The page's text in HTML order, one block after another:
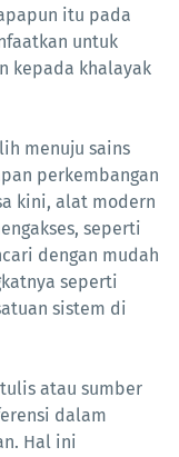
itu pada
untuk
kepada khalayak
menuju sains
perkembangan
kini, alat modern
seperti
dengan mudah
seperti
sistem di
atau sumber
dalam
Hal ini